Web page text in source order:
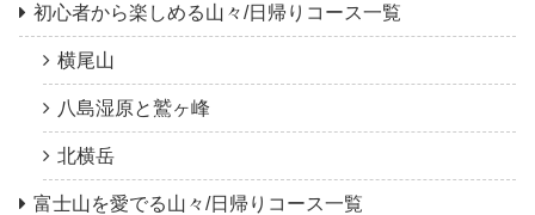
初心者から楽しめる山々/日帰りコース一覧
横尾山
八島湿原と鷲ヶ峰
北横岳
富士山を愛でる山々/日帰りコース一覧